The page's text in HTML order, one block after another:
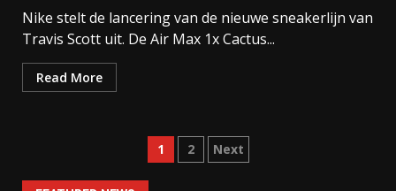
Nike stelt de lancering van de nieuwe sneakerlijn van
Travis Scott uit. De Air Max 1x Cactus...
Read More
Posts
1 2 Next